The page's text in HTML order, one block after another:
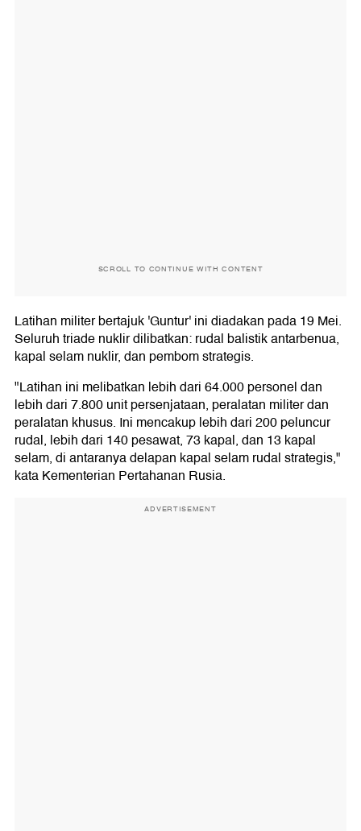
SCROLL TO CONTINUE WITH CONTENT
Latihan militer bertajuk 'Guntur' ini diadakan pada 19 Mei.
Seluruh triade nuklir dilibatkan: rudal balistik antarbenua,
kapal selam nuklir, dan pembom strategis.
"Latihan ini melibatkan lebih dari 64.000 personel dan
lebih dari 7.800 unit persenjataan, peralatan militer dan
peralatan khusus. Ini mencakup lebih dari 200 peluncur
rudal, lebih dari 140 pesawat, 73 kapal, dan 13 kapal
selam, di antaranya delapan kapal selam rudal strategis,"
kata Kementerian Pertahanan Rusia.
ADVERTISEMENT